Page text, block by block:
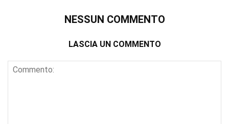
NESSUN COMMENTO
LASCIA UN COMMENTO